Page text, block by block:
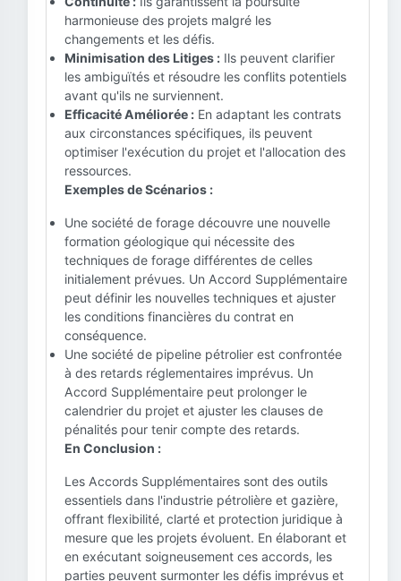
harmonieuse des projets malgré les
changements et les défis.
Minimisation des Litiges : Ils peuvent clarifier
les ambiguïtés et résoudre les conflits potentiels
avant qu'ils ne surviennent.
Efficacité Améliorée : En adaptant les contrats
aux circonstances spécifiques, ils peuvent
optimiser l'exécution du projet et l'allocation des
ressources.
Exemples de Scénarios :
Une société de forage découvre une nouvelle
formation géologique qui nécessite des
techniques de forage différentes de celles
initialement prévues. Un Accord Supplémentaire
peut définir les nouvelles techniques et ajuster
les conditions financières du contrat en
conséquence.
Une société de pipeline pétrolier est confrontée
à des retards réglementaires imprévus. Un
Accord Supplémentaire peut prolonger le
calendrier du projet et ajuster les clauses de
pénalités pour tenir compte des retards.
En Conclusion :
Les Accords Supplémentaires sont des outils
essentiels dans l'industrie pétrolière et gazière,
offrant flexibilité, clarté et protection juridique à
mesure que les projets évoluent. En élaborant et
en exécutant soigneusement ces accords, les
parties peuvent surmonter les défis imprévus et